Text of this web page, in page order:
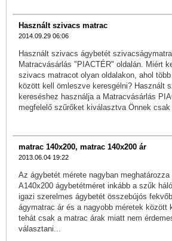
Használt szivacs matrac
2014.09.29 06:06
Használt szivacs ágybetét
Matracvásárlás "PIACTÉR" oldalán. Miért
szivacs matracot olyan oldalakon, ahol
között kell ömleszve keresgélni? Használt
kereséshez használja a Matracvásárlás
megfelelő szűrőket kiválasztva Önnek csak
matrac 140x200, matrac 140x200 ár
2013.06.04 19:22
Az ágybetét mérete nagyban meghatározza
A140x200 ágybetétméret inkább a szűk
igazi szerelmes ágybetét összebújós
ágymatrac ár és a nagyobb méretek között
tehát csak a matrac árak miatt nem
választani...